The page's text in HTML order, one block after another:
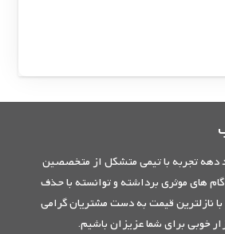
دهه تجربه با تیمی متشکل از متخصصین
های موثری برداشته و توانسته با حذف
نازلترین قیمت به دست مشتریان گرامی
خوبی برای شما عزیزان باشیم.